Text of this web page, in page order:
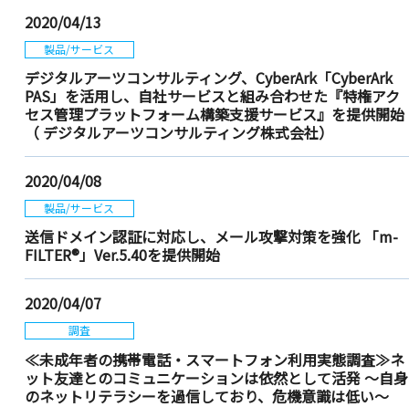
2020/04/13
製品/サービス
デジタルアーツコンサルティング、CyberArk「CyberArk
PAS」を活用し、自社サービスと組み合わせた『特権アク
セス管理プラットフォーム構築支援サービス』を提供開始
（ デジタルアーツコンサルティング株式会社）
2020/04/08
製品/サービス
送信ドメイン認証に対応し、メール攻撃対策を強化 「m-
FILTER®」Ver.5.40を提供開始
2020/04/07
調査
≪未成年者の携帯電話・スマートフォン利用実態調査≫ネ
ット友達とのコミュニケーションは依然として活発 ～自身
のネットリテラシーを過信しており、危機意識は低い～